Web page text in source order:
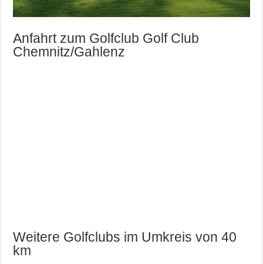
Anfahrt zum Golfclub Golf Club
Chemnitz/Gahlenz
Weitere Golfclubs im Umkreis von 40
km